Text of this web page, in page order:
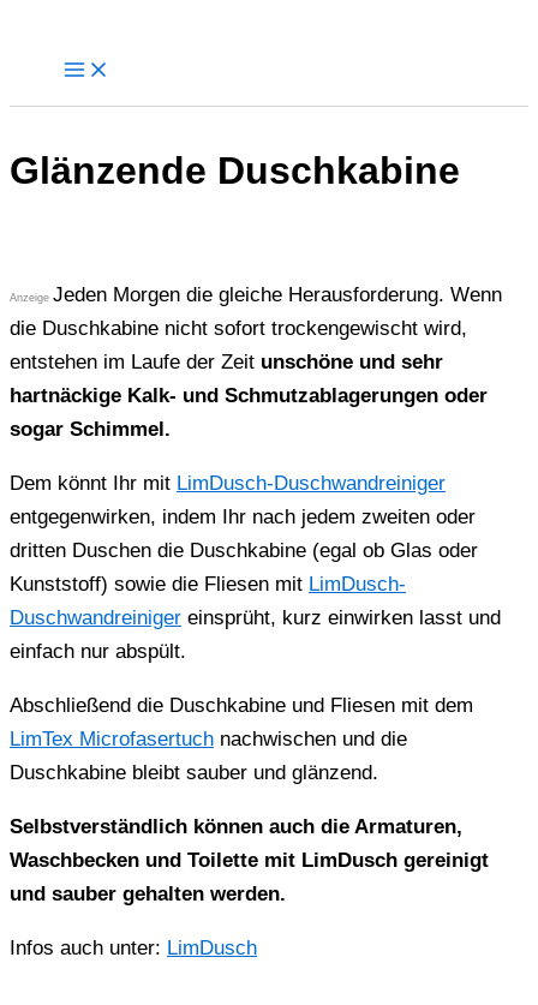
Glänzende Duschkabine
Anzeige Jeden Morgen die gleiche Herausforderung. Wenn
die Duschkabine nicht sofort trockengewischt wird,
entstehen im Laufe der Zeit unschöne und sehr
hartnäckige Kalk- und Schmutzablagerungen oder
sogar Schimmel.
Dem könnt Ihr mit LimDusch-Duschwandreiniger
entgegenwirken, indem Ihr nach jedem zweiten oder
dritten Duschen die Duschkabine (egal ob Glas oder
Kunststoff) sowie die Fliesen mit LimDusch-
Duschwandreiniger einsprüht, kurz einwirken lasst und
einfach nur abspült.
Abschließend die Duschkabine und Fliesen mit dem
LimTex Microfasertuch nachwischen und die
Duschkabine bleibt sauber und glänzend.
Selbstverständlich können auch die Armaturen,
Waschbecken und Toilette mit LimDusch gereinigt
und sauber gehalten werden.
Infos auch unter: LimDusch